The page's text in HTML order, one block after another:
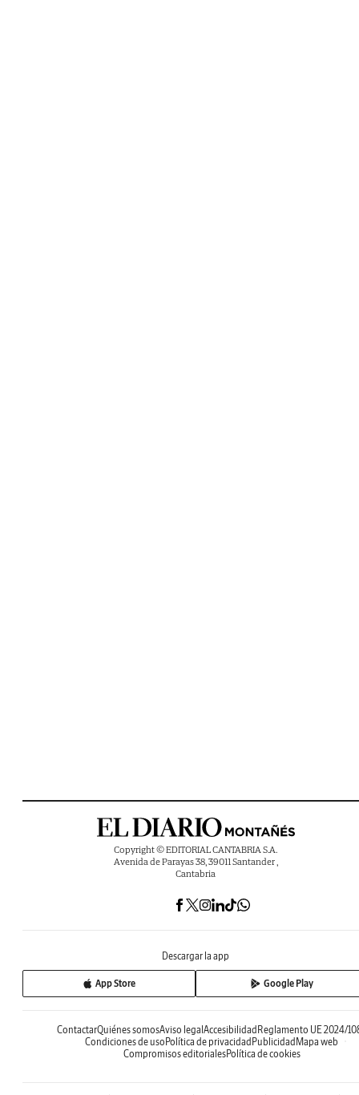
Copyright © EDITORIAL CANTABRIA S.A.
Avenida de Parayas 38, 39011 Santander ,
Cantabria
Descargar la app
App Store Google Play
ContactarQuiénes somosAviso legalAccesibilidadReglamento UE 2024/
Condiciones de usoPolítica de privacidadPublicidadMapa web
Compromisos editorialesPolítica de cookies